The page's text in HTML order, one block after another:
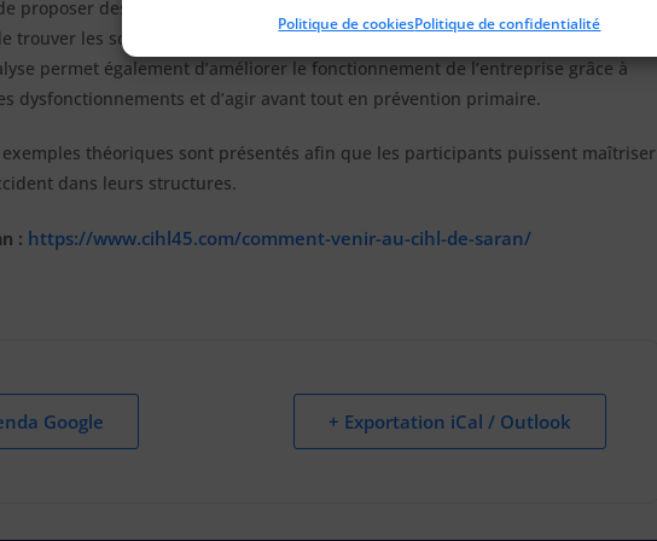
Politique de cookiesPolitique de confidentialité
proposer des méthodes d’analyse d’un accident du travail. Il s’agit d’identifier
trouver les solutions les plus adaptées pour éviter que l’accident ne se
permet également d’améliorer le fonctionnement de l’entreprise grâce à
dysfonctionnements et d’agir avant tout en prévention primaire.
théoriques sont présentés afin que les participants puissent maîtriser
dans leurs structures.
: https://www.cihl45.com/comment-venir-au-cihl-de-saran/
Google + Exportation iCal / Outlook